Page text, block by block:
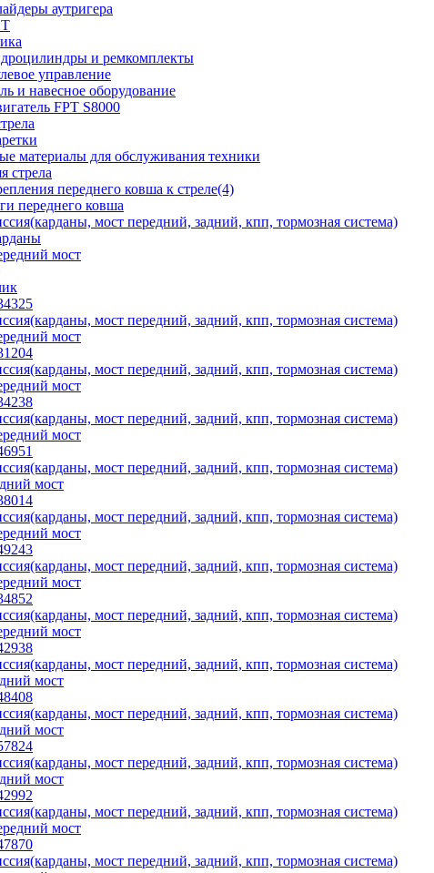
аутригера
и ремкомплекты
управление
и навесное оборудование
FPT S8000
материалы для обслуживания техники
стрела
переднего ковша к стреле(4)
переднего ковша
мост передний, задний, кпп, тормозная система)
мост
мост передний, задний, кпп, тормозная система)
мост
мост передний, задний, кпп, тормозная система)
мост
мост передний, задний, кпп, тормозная система)
мост
мост передний, задний, кпп, тормозная система)
мост
мост передний, задний, кпп, тормозная система)
мост
мост передний, задний, кпп, тормозная система)
мост
мост передний, задний, кпп, тормозная система)
мост
мост передний, задний, кпп, тормозная система)
мост
мост передний, задний, кпп, тормозная система)
мост
мост передний, задний, кпп, тормозная система)
мост
мост передний, задний, кпп, тормозная система)
мост
мост передний, задний, кпп, тормозная система)